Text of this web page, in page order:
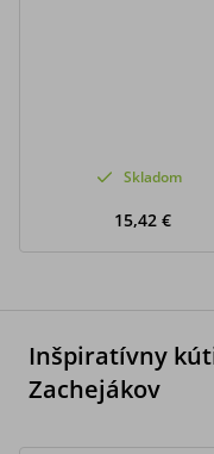
Skladom
15,42 €
Inšpiratívny
Zachejákov